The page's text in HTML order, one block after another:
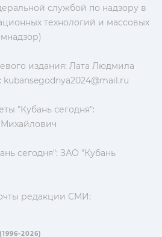
службой по надзору в
технологий и массовых
издания: Лата Людмила
kubansegodnya2024@mail.ru
"Кубань сегодня":
сегодня": ЗАО "Кубань
редакции СМИ:
2026)